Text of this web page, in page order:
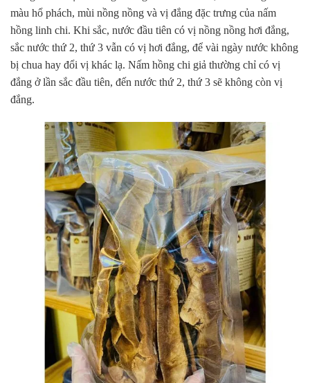
màu hổ phách, mùi nồng nồng và vị đắng đặc trưng của nấm
hồng linh chi. Khi sắc, nước đầu tiên có vị nồng nồng hơi đắng,
sắc nước thứ 2, thứ 3 vẫn có vị hơi đắng, để vài ngày nước không
bị chua hay đổi vị khác lạ. Nấm hồng chi giả thường chỉ có vị
đắng ở lần sắc đầu tiên, đến nước thứ 2, thứ 3 sẽ không còn vị
đắng.